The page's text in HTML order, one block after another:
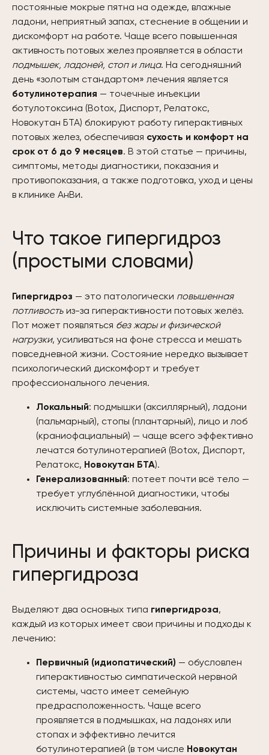
постоянные мокрые пятна на одежде, влажные
ладони, неприятный запах, стеснение в общении и
дискомфорт на работе. Чаще всего повышенная
активность потовых желез проявляется в области
подмышек, ладоней, стоп и лица. На сегодняшний
день «золотым стандартом» лечения является
ботулинотерапия — точечные инъекции
ботулотоксина (Botox, Диспорт, Релатокс,
Новокутан БТА) блокируют работу гиперактивных
потовых желез, обеспечивая сухость и комфорт на
срок от 6 до 9 месяцев. В этой статье — причины,
симптомы, методы диагностики, показания и
противопоказания, а также подготовка, уход и цены
в клинике АнВи.
Что такое гипергидроз
(простыми словами)
Гипергидроз — это патологически повышенная
потливость из-за гиперактивности потовых желёз.
Пот может появляться без жары и физической
нагрузки, усиливаться на фоне стресса и мешать
повседневной жизни. Состояние нередко вызывает
психологический дискомфорт и требует
профессионального лечения.
Локальный: подмышки (аксиллярный), ладони
(пальмарный), стопы (плантарный), лицо и лоб
(краниофациальный) — чаще всего эффективно
лечатся ботулинотерапией (Botox, Диспорт,
Релатокс, Новокутан БТА).
Генерализованный: потеет почти всё тело —
требует углублённой диагностики, чтобы
исключить системные заболевания.
Причины и факторы риска
гипергидроза
Выделяют два основных типа гипергидроза,
каждый из которых имеет свои причины и подходы к
лечению:
Первичный (идиопатический) — обусловлен
гиперактивностью симпатической нервной
системы, часто имеет семейную
предрасположенность. Чаще всего
проявляется в подмышках, на ладонях или
стопах и эффективно лечится
ботулинотерапией (в том числе Новокутан